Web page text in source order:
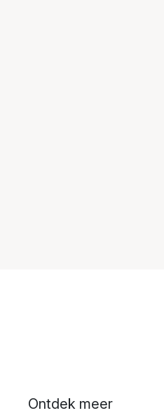
Ontdek meer